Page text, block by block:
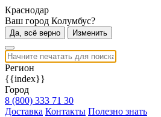
Краснодар
Ваш город Колумбус?
Да, всё верно Изменить
Регион
{{index}}
Город
8 (800) 333 71 30
Доставка Контакты Полезно знать